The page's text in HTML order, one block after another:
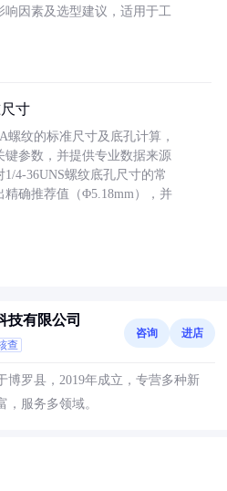
响因素及选型建议，适用于工
寸
螺纹的标准尺寸及底孔计算，
参数，并提供专业数据来源
1/4-36UNS螺纹底孔尺寸的常
精确推荐值（Φ5.18mm），并
技有限公司
查
咨询 进店
博罗县，2019年成立，专营多种新
服务多领域。